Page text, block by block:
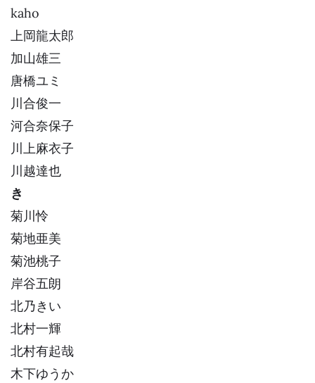
kaho
上岡龍太郎
加山雄三
唐橋ユミ
川合俊一
河合奈保子
川上麻衣子
川越達也
き
菊川怜
菊地亜美
菊池桃子
岸谷五朗
北乃きい
北村一輝
北村有起哉
木下ゆうか